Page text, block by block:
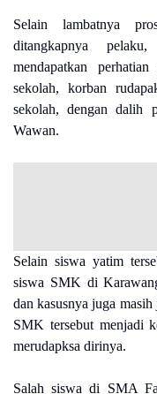
Selain lambatnya
ditangkapnya
mendapatkan
sekolah, korban
sekolah, dengan dalih
Wawan.
Selain siswa yatim
siswa SMK di
dan kasusnya juga
SMK tersebut menjadi
merudapksa dirinya.
Salah siswa di SMA